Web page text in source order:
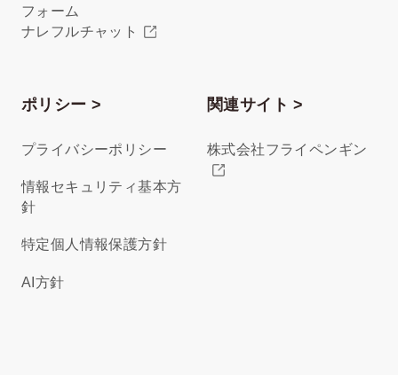
フォーム
ナレフルチャット
ポリシー >
プライバシーポリシー
情報セキュリティ基本方
針
特定個人情報保護方針
AI方針
関連サイト >
株式会社フライペンギン